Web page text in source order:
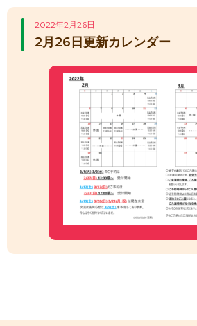
2022年2月26日
2月26日更新カレンダー